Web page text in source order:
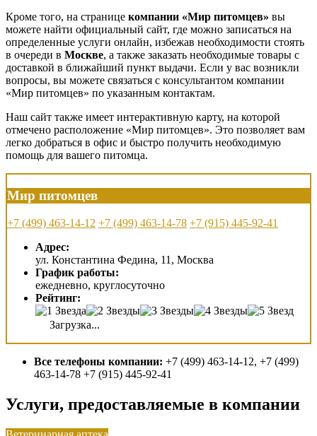
Кроме того, на странице компании «Мир питомцев» вы
можете найти официальный сайт, где можно записаться на
определенные услуги онлайн, избежав необходимости стоять
в очереди в Москве, а также заказать необходимые товары с
доставкой в ближайший пункт выдачи. Если у вас возникли
вопросы, вы можете связаться с консультантом компании
«Мир питомцев» по указанным контактам.
Наш сайт также имеет интерактивную карту, на которой
отмечено расположение «Мир питомцев». Это позволяет вам
легко добраться в офис и быстро получить необходимую
помощь для вашего питомца.
Мир питомцев
+7 (499) 463-14-12 +7 (499) 463-14-78 +7 (915) 445-92-41
Адрес:
ул. Константина Федина, 11, Москва
График работы:
ежедневно, круглосуточно
Рейтинг:
Загрузка...
Все телефоны компании: +7 (499) 463-14-12, +7 (499)
463-14-78 +7 (915) 445-92-41
Услуги, предоставляемые в компании